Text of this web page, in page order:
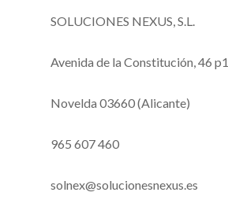
SOLUCIONES NEXUS, S.L.
Avenida de la Constitución, 46 p1
Novelda 03660 (Alicante)
965 607 460
solnex@solucionesnexus.es